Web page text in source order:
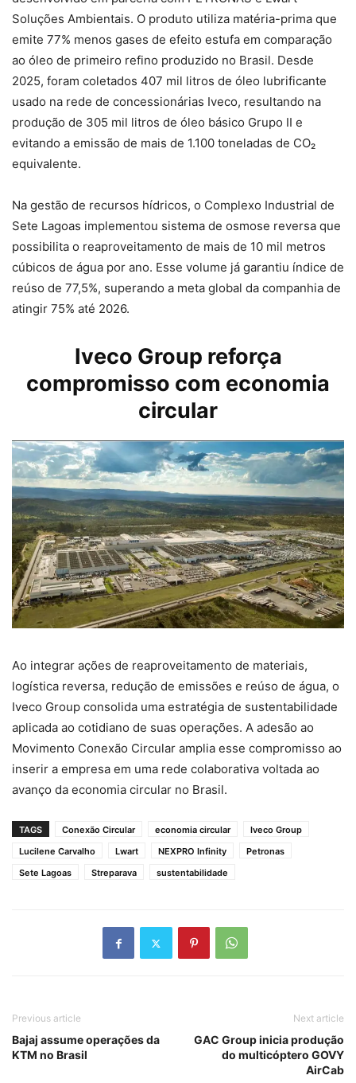
Soluções Ambientais. O produto utiliza matéria-prima que
emite 77% menos gases de efeito estufa em comparação
ao óleo de primeiro refino produzido no Brasil. Desde
2025, foram coletados 407 mil litros de óleo lubrificante
usado na rede de concessionárias Iveco, resultando na
produção de 305 mil litros de óleo básico Grupo II e
evitando a emissão de mais de 1.100 toneladas de CO₂
equivalente.
Na gestão de recursos hídricos, o Complexo Industrial de
Sete Lagoas implementou sistema de osmose reversa que
possibilita o reaproveitamento de mais de 10 mil metros
cúbicos de água por ano. Esse volume já garantiu índice de
reúso de 77,5%, superando a meta global da companhia de
atingir 75% até 2026.
Iveco Group reforça
compromisso com economia
circular
Ao integrar ações de reaproveitamento de materiais,
logística reversa, redução de emissões e reúso de água, o
Iveco Group consolida uma estratégia de sustentabilidade
aplicada ao cotidiano de suas operações. A adesão ao
Movimento Conexão Circular amplia esse compromisso ao
inserir a empresa em uma rede colaborativa voltada ao
avanço da economia circular no Brasil.
TAGS Conexão Circular economia circular
Iveco Group
Lucilene Carvalho
Lwart NEXPRO Infinity
Petronas
Sete Lagoas
Streparava sustentabilidade
Previous article
Bajaj assume operações da
KTM no Brasil
Next article
GAC Group inicia produção
do multicóptero GOVY
AirCab